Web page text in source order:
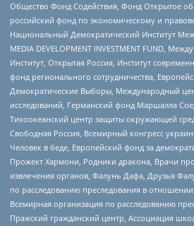
Общество Фонд Содействия, Фонд Открытое
российский фонд по экономическому и
Национальный Демократический Институт
MEDIA DEVELOPMENT INVESTMENT FUND,
Институт, Открытая Россия, Институт
фонд регионального сотрудничества,
Демократические Выборы, Международный
исследований, Германский фонд Маршалла
Тихоокеанский центр защиты окружающей
Свободная Россия, Всемирный конгресс
Человек в беде, Европейский фонд за
Прожект Хармони, Родники дракона, Врачи
извлечения органов, Фалунь Дафа, Друзья
по расследованию преследования в
Всемирная организация по расследованию
Пражский гражданский центр, Ассоциация